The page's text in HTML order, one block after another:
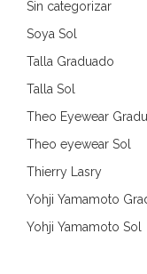
Sin categorizar
Soya Sol
Talla Graduado
Talla Sol
Theo Eyewear
Theo eyewear Sol
Thierry Lasry
Yohji Yamamoto
Yohji Yamamoto Sol